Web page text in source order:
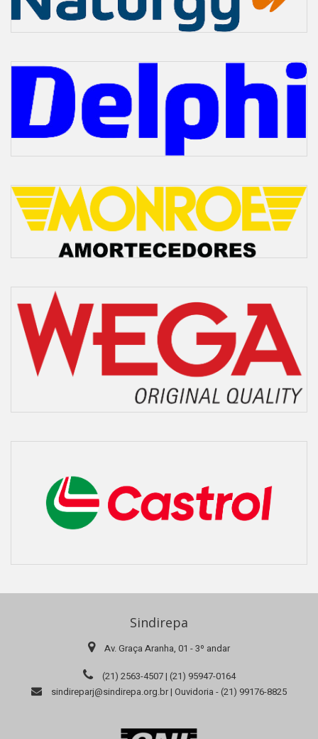
Sindirepa
Av. Graça Aranha, 01 - 3º andar
(21) 2563-4507 | (21) 95947-0164
sindireparj@sindirepa.org.br | Ouvidoria - (21) 99176-8825